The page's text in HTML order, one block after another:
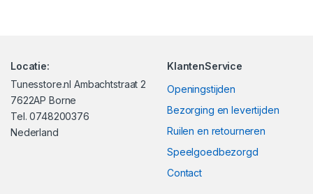
Locatie:
Tunesstore.nl Ambachtstraat 2
7622AP Borne
Tel. 0748200376
Nederland
KlantenService
Openingstijden
Bezorging en levertijden
Ruilen en retourneren
Speelgoedbezorgd
Contact